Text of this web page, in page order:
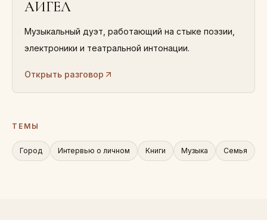
АИГЕЛ
Музыкальный дуэт, работающий на стыке поэзии,
электроники и театральной интонации.
Открыть разговор
ТЕМЫ
Город Интервью о личном Книги Музыка Семья